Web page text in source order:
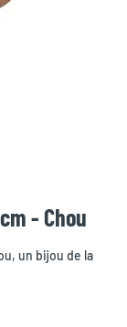
- Chou
un bijou de la